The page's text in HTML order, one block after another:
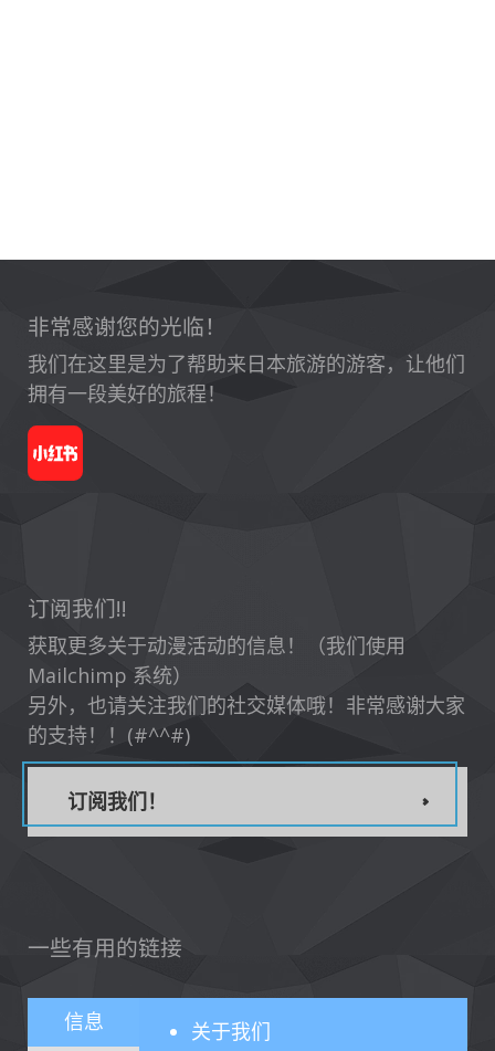
非常感谢您的光临！
我们在这里是为了帮助来日本旅游的游客，让他们
拥有一段美好的旅程！
订阅我们!!
获取更多关于动漫活动的信息！（我们使用
Mailchimp 系统）
另外，也请关注我们的社交媒体哦！非常感谢大家
的支持！！(#^^#)
订阅我们！
一些有用的链接
信息 关于我们